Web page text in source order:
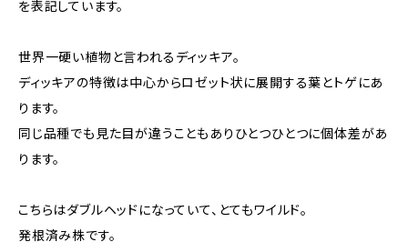
を表記しています。
世界一硬い植物と言われるディッキア。
ディッキアの特徴は中心からロゼット状に展開する葉とトゲにあ
ります。
同じ品種でも見た目が違うこともありひとつひとつに個体差があ
ります。
こちらはダブルヘッドになっていて、とてもワイルド。
発根済み株です。